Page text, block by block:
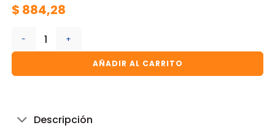
$ 884,28
CODO P.P HH 3/4" X 45º POLIMEX cantidad
AÑADIR AL CARRITO
Descripción